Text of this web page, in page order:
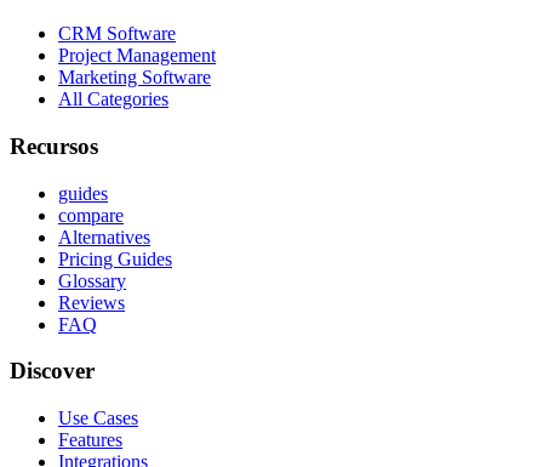
CRM Software
Project Management
Marketing Software
All Categories
Recursos
guides
compare
Alternatives
Pricing Guides
Glossary
Reviews
FAQ
Discover
Use Cases
Features
Integrations